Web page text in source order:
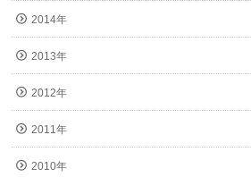
2014年
2013年
2012年
2011年
2010年